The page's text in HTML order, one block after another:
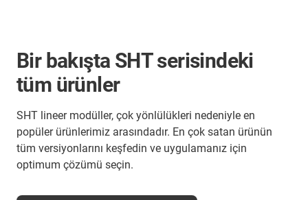
Bir bakışta SHT serisindeki
tüm ürünler
SHT lineer modüller, çok yönlülükleri nedeniyle en
popüler ürünlerimiz arasındadır. En çok satan ürünün
tüm versiyonlarını keşfedin ve uygulamanız için
optimum çözümü seçin.